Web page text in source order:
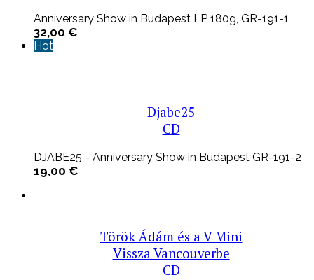
Anniversary Show in Budapest LP 180g, GR-191-1
32,00 €
Hot
Djabe25
CD
DJABE25 - Anniversary Show in Budapest GR-191-2
19,00 €
Török Ádám és a V Mini
Vissza Vancouverbe
CD